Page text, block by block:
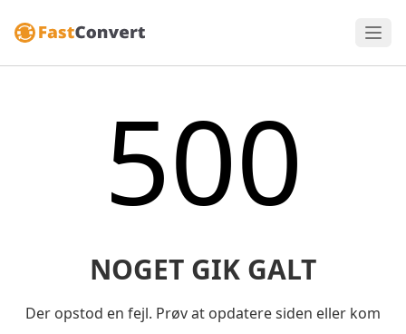
500
NOGET GIK GALT
Der opstod en fejl. Prøv at opdatere siden eller kom